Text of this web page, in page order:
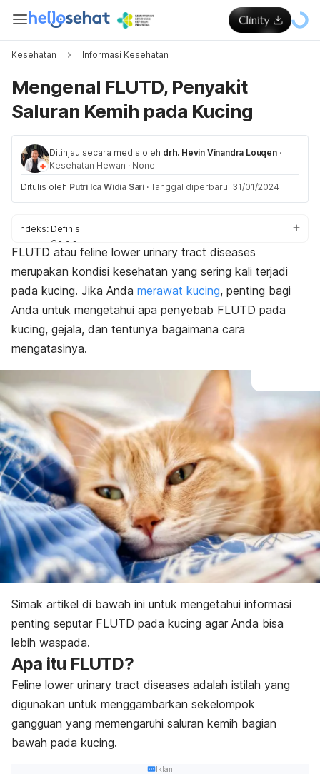
Kesehatan Informasi Kesehatan
Mengenal FLUTD, Penyakit
Saluran Kemih pada Kucing
Ditinjau secara medis oleh drh. Hevin Vinandra Louqen ·
Kesehatan Hewan · None
Ditulis oleh Putri Ica Widia Sari · Tanggal diperbarui 31/01/2024
Indeks: Definisi
Gejala
Penyebab
Pengobatan
FLUTD atau feline lower urinary tract diseases
merupakan kondisi kesehatan yang sering kali terjadi
pada kucing. Jika Anda merawat kucing, penting bagi
Anda untuk mengetahui apa penyebab FLUTD pada
kucing, gejala, dan tentunya bagaimana cara
mengatasinya.
Simak artikel di bawah ini untuk mengetahui informasi
penting seputar FLUTD pada kucing agar Anda bisa
lebih waspada.
Apa itu FLUTD?
Feline lower urinary tract diseases adalah istilah yang
digunakan untuk menggambarkan sekelompok
gangguan yang memengaruhi saluran kemih bagian
bawah pada kucing.
Iklan